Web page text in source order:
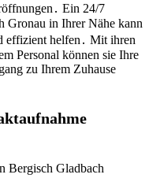
Ein 24/7
Gronau in Ihrer Nähe kann
effizient helfen․ Mit ihren
Personal können sie Ihre
zu Ihrem Zuhause
Bergisch Gladbach